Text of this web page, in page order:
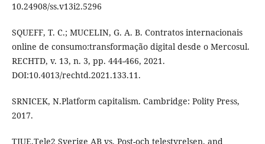
10.24908/ss.v13i2.5296
SQUEFF, T. C.; MUCELIN, G. A. B. Contratos internacionais
online de consumo:transformação digital desde o Mercosul.
RECHTD, v. 13, n. 3, pp. 444-466, 2021.
DOI:10.4013/rechtd.2021.133.11.
SRNICEK, N.Platform capitalism. Cambridge: Polity Press,
2017.
TJUE.Tele2 Sverige AB vs. Post-och telestyrelsen, and